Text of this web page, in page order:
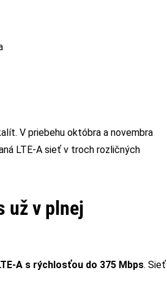
V priebehu októbra a novembra
LTE-A sieť v troch rozličných
už v plnej
A s rýchlosťou do 375 Mbps. Sieť